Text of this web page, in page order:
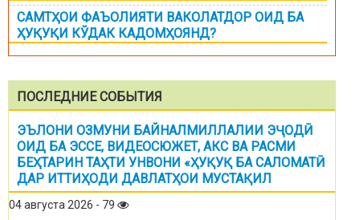
САМТҲОИ ФАЪОЛИЯТИ ВАКОЛАТДОР ОИД БА
ҲУҚУҚИ КЎДАК КАДОМҲОЯНД?
ПОСЛЕДНИЕ СОБЫТИЯ
ЭЪЛОНИ ОЗМУНИ БАЙНАЛМИЛЛАЛИИ ЭҶОДӢ
ОИД БА ЭССЕ, ВИДЕОСЮЖЕТ, АКС ВА РАСМИ
БЕҲТАРИН ТАҲТИ УНВОНИ «ҲУҚУҚ БА САЛОМАТӢ
ДАР ИТТИҲОДИ ДАВЛАТҲОИ МУСТАҚИЛ
04 августа 2026 - 79